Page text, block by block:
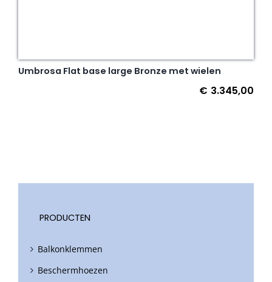
Umbrosa Flat base large Bronze met wielen
€ 3.345,00
PRODUCTEN
Balkonklemmen
Beschermhoezen